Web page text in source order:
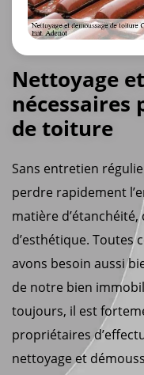
Nettoyage
nécessaires
de toiture
Sans entretien
perdre rapidement
matière
d’esthétique. Toutes
avons besoin aussi
de notre bien
toujours, il est
propriétaires
nettoyage et